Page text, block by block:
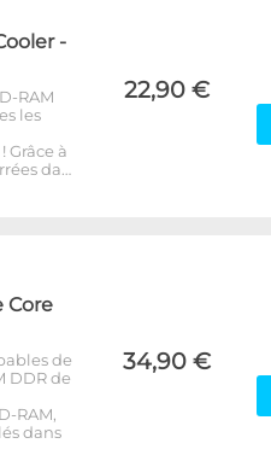
-
RAM
les
à
da…
22,90 €
Core
de
DDR de
RAM,
dans
34,90 €